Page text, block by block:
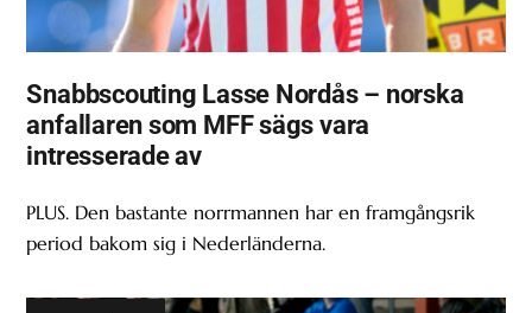
Snabbscouting Lasse Nordås – norska
anfallaren som MFF sägs vara
intresserade av
PLUS. Den bastante norrmannen har en framgångsrik
period bakom sig i Nederländerna.